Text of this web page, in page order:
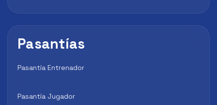
Pasantías
Pasantía Entrenador
Pasantía Jugador